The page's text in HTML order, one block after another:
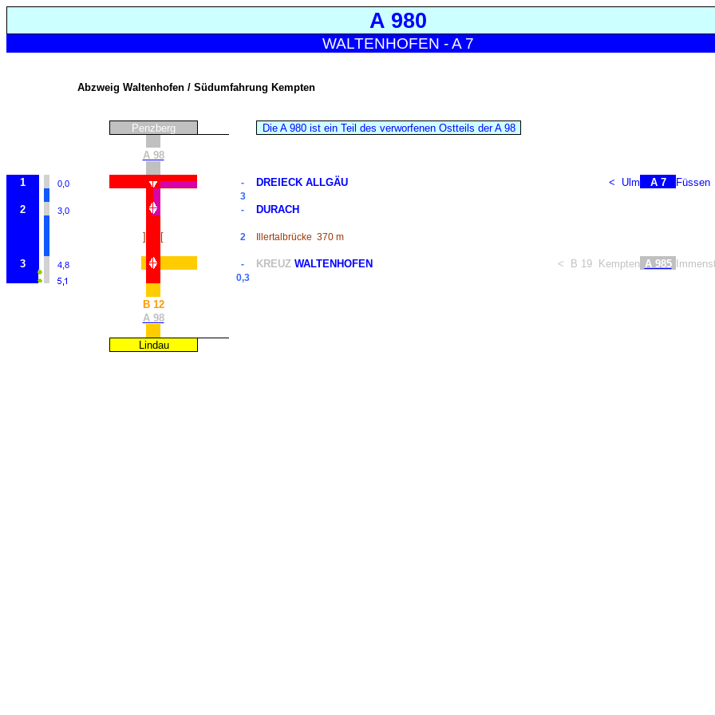
A 980
WALTENHOFEN - A 7
Abzweig Waltenhofen / Südumfahrung Kempten
Penzberg Die A 980 ist ein Teil des verworfenen Ostteils der A 98
A 98
1 0,0 - DREIECK ALLGÄU < Ulm A 7 Füssen
3
2 3,0 - DURACH
] [ 2 Illertalbrücke 370 m
3 4,8 - KREUZ WALTENHOFEN < B 19 Kempten A 985
0,3
B 12
A 98
Lindau